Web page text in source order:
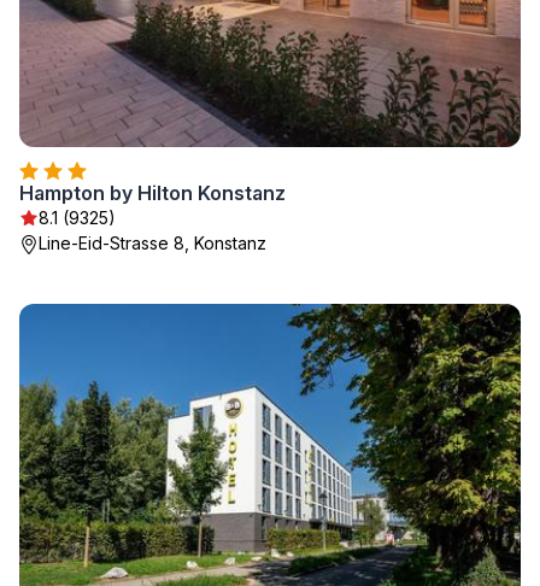
Hampton by Hilton Konstanz
8.1 (9325)
Line-Eid-Strasse 8, Konstanz